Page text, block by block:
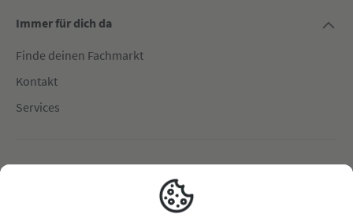
Immer für dich da
Finde deinen Fachmarkt
Kontakt
Services